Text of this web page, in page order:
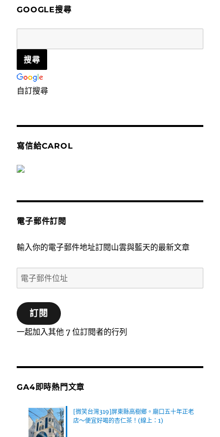
GOOGLE搜尋
自訂搜尋
寫信給CAROL
電子郵件訂閱
輸入你的電子郵件地址訂閱山雲與藍天的最新文章
電
子
郵
件
位
訂閱
一起加入其他 7 位訂閱者的行列
GA4即時熱門文章
[微笑台灣319]屏東縣高樹鄉。廟口五十年正老
店～便宜好喝的杏仁茶！(線上：1)